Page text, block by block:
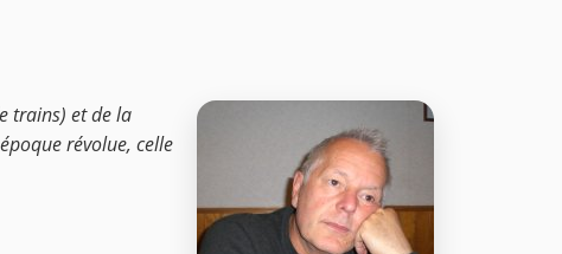
trains) et de la
révolue, celle